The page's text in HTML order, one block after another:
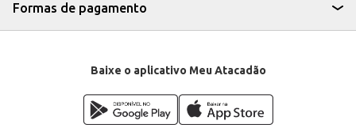
Formas de pagamento
Baixe o aplicativo Meu Atacadão